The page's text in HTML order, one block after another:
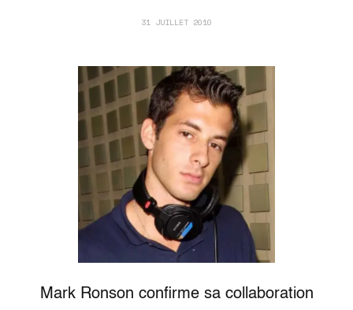
31 JUILLET 2010
Mark Ronson confirme sa collaboration